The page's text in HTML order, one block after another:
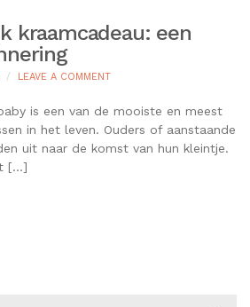
kraamcadeau: een
LEAVE A COMMENTON
PERSOONLIJK
EEN
BLIJVENDE
is een van de mooiste en meest
in het leven. Ouders of aanstaande
uit naar de komst van hun kleintje.
[…]